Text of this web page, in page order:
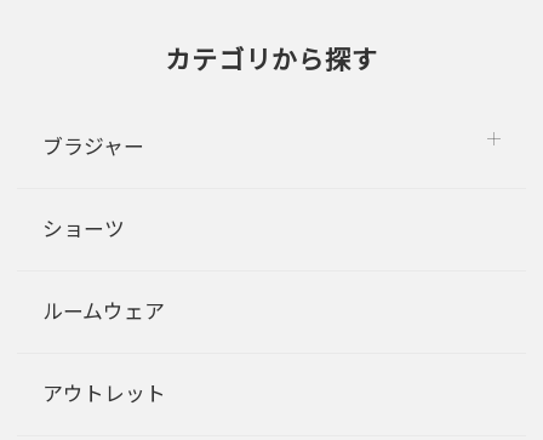
カテゴリから探す
ブラジャー
ショーツ
ルームウェア
アウトレット